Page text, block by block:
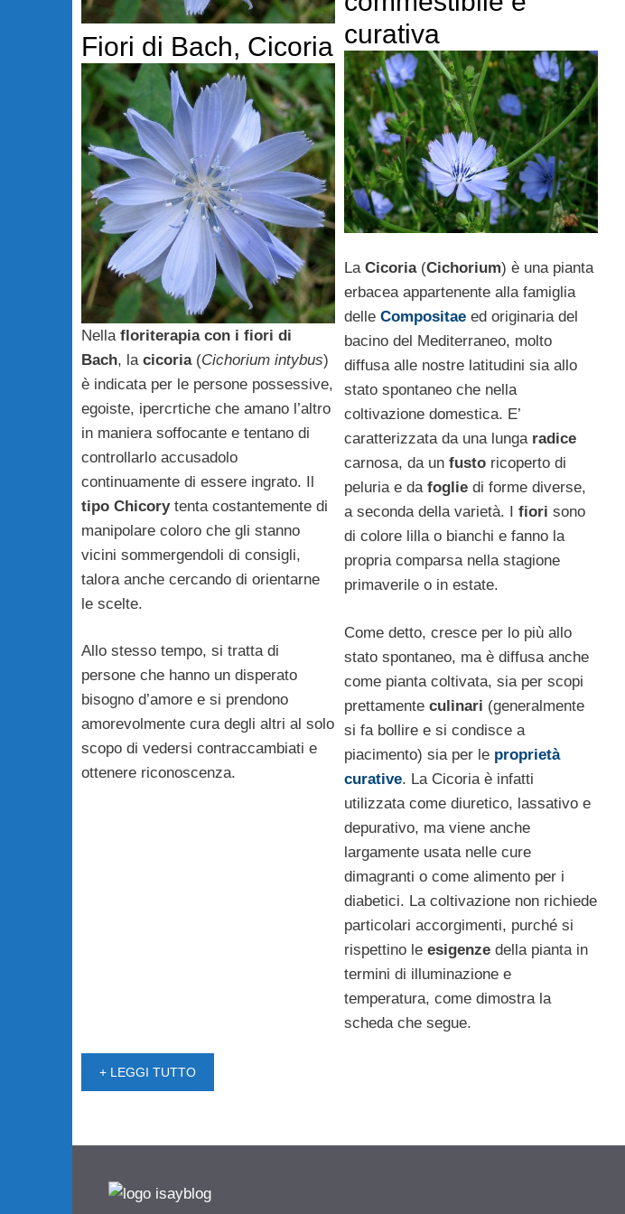
Fiori di Bach, Cicoria
Nella floriterapia con i fiori di
Bach, la cicoria(Cichorium intybus)
è indicata per le persone possessive,
egoiste, ipercrtiche che amano l’altro
in maniera soffocante e tentano di
controllarlo accusadolo
continuamente di essere ingrato. Il
tipo Chicorytenta costantemente di
manipolare coloro che gli stanno
vicini sommergendoli di consigli,
talora anche cercando di orientarne
le scelte.
Allo stesso tempo, si tratta di
persone che hanno un disperato
bisogno d’amore e si prendono
amorevolmente cura degli altri al solo
scopo di vedersi contraccambiati e
ottenere riconoscenza.
curativa
LaCicoria(Cichorium) è una pianta
erbacea appartenente alla famiglia
delle Compositaeed originaria del
bacino del Mediterraneo, molto
diffusa alle nostre latitudini sia allo
stato spontaneo che nella
coltivazione domestica. E’
caratterizzata da una lunga radice
carnosa, da un fustoricoperto di
peluria e da foglie di forme diverse,
a seconda della varietà. I fiori sono
di colore lilla o bianchi e fanno la
propria comparsa nella stagione
primaverile o in estate.
Come detto, cresce per lo più allo
stato spontaneo, ma è diffusa anche
come pianta coltivata, sia per scopi
prettamente culinari (generalmente
si fa bollire e si condisce a
piacimento) sia per le proprietà
curative. La Cicoria è infatti
utilizzata come diuretico, lassativo e
depurativo, ma viene anche
largamente usata nelle cure
dimagranti o come alimento per i
diabetici. La coltivazione non richiede
particolari accorgimenti, purché si
rispettino le esigenzedella pianta in
termini di illuminazione e
temperatura, come dimostra la
scheda che segue.
+ LEGGI TUTTO